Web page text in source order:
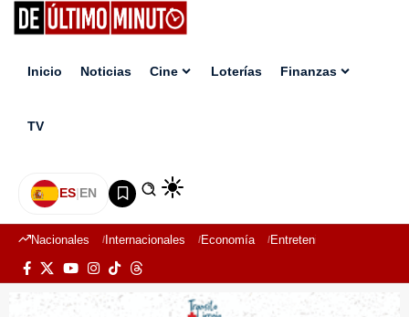
Inicio Noticias Cine Loterías Finanzas
TV
ES|EN
Nacionales Internacionales Economía Entretenimiento